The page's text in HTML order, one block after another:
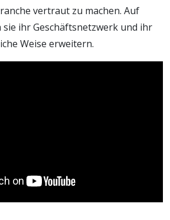
vertraut zu machen. Auf
sie ihr Geschäftsnetzwerk und ihr
Weise erweitern.